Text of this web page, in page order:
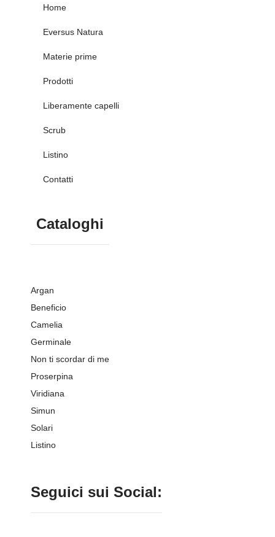
Home
Eversus Natura
Materie prime
Prodotti
Liberamente capelli
Scrub
Listino
Contatti
Cataloghi
Argan
Beneficio
Camelia
Germinale
Non ti scordar di me
Proserpina
Viridiana
Simun
Solari
Listino
Seguici sui Social: